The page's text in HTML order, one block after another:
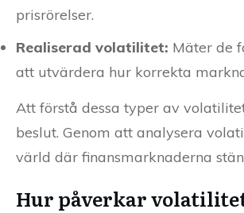
prisrörelser.
Realiserad volatilitet: Mäter de
att utvärdera hur korrekta
Att förstå dessa typer av
beslut. Genom att analysera
värld där finansmarknaderna
Hur påverkar